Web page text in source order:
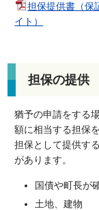
担保提供書（保
イト）
担保の提供
猶予の申請をする
額に相当する担保
担保として提供す
があります。
国債や町長が
土地、建物